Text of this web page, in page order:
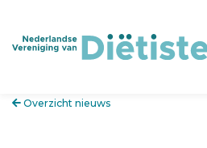
Overzicht nieuws